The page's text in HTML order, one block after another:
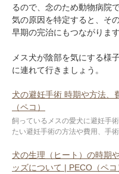
るので、念のため動物病院
気の原因を特定すると、そ
早期の完治にもつながります
メス犬が陰部を気にする様
に連れて行きましょう。
犬の避妊手術 時期や方法、
（ペコ）
飼っているメスの愛犬に避妊手
たい避妊手術の方法や費用、手
犬の生理（ヒート）の時期
ッズについて | PECO（ペコ